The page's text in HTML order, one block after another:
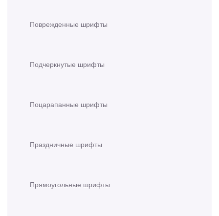
Поврежденные шрифты
Подчеркнутые шрифты
Поцарапанные шрифты
Праздничные шрифты
Прямоугольные шрифты